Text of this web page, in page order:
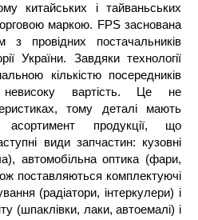
китайських і тайваньських
маркою. FPS заснована
провідних постачальників
України. Завдяки технології
кількістю посередників
невисоку вартість. Це не
тому деталі мають
продукції, що
види запчастин: кузовні
автомобільна оптика (фари,
поставляються комплектуючі
(радіатори, інтеркулери) і
(шпаклівки, лаки, автоемалі) і